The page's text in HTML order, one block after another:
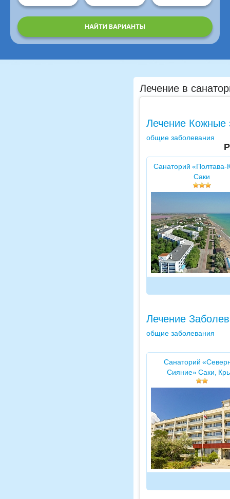
НАЙТИ ВАРИАНТЫ
Лечение в
Лечение Кожные
общие заболевания
Санаторий
Саки
Лечение
общие заболевания
Санаторий
Сияние» Саки,